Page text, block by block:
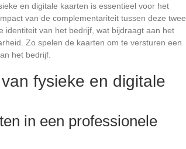
en digitale kaarten is essentieel voor het
van de complementariteit tussen deze twee
identiteit van het bedrijf, wat bijdraagt aan het
Zo spelen de kaarten om te versturen een
het bedrijf.
fysieke en digitale
in een professionele